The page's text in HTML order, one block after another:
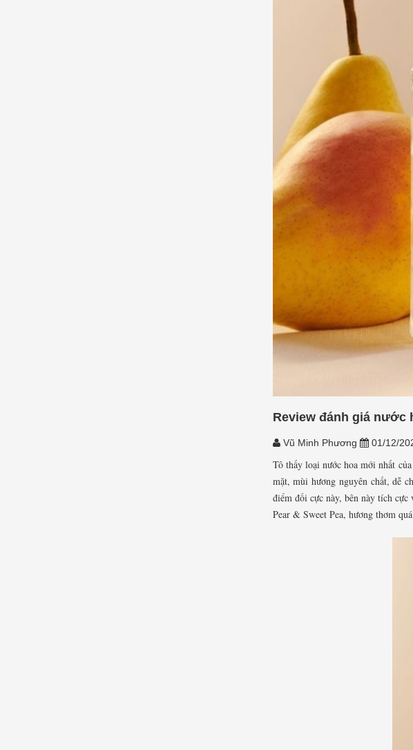
Review đánh giá nước
Vũ Minh Phương 01/12/
Tô thấy loại nước hoa mới nhất của
mặt, mùi hương nguyên chất, dễ
điểm đối cực này, bên này tích
Pear & Sweet Pea, hương thơm